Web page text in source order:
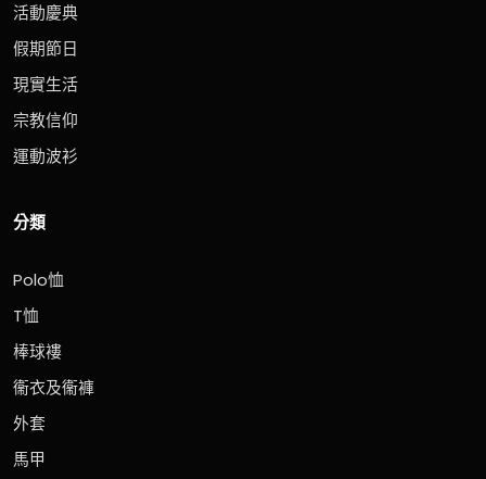
活動慶典
假期節日
現實生活
宗教信仰
運動波衫
分類
Polo恤
T恤
棒球褸
衞衣及衞褲
外套
馬甲